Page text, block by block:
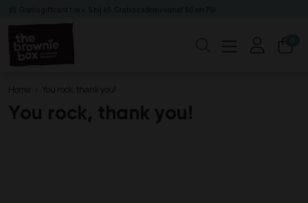
Home You rock, thank you!
You rock, thank you!